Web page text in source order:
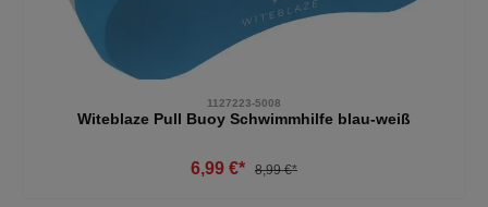
1127223-5008
Witeblaze Pull Buoy Schwimmhilfe blau-weiß
6,99 €* 8,99 €*